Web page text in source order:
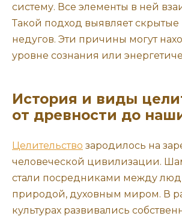
систему. Все элементы в ней
Такой подход выявляет
недугов. Эти причины могут
уровне сознания или
История и виды
от древности до
Целительство зародилось на
человеческой цивилизации.
стали посредниками между
природой, духовным миром. В
культурах развивались